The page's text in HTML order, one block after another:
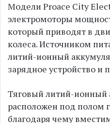
Модели Proace City
электромоторы
который приводят в
колеса. Источником
литий-ионный
зарядное устройство и
Тяговый литий-ионный
расположен под полом
благодаря чему